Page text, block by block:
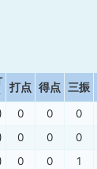
打点 得点 三振
0 0 0
0 0 0
0 0 1